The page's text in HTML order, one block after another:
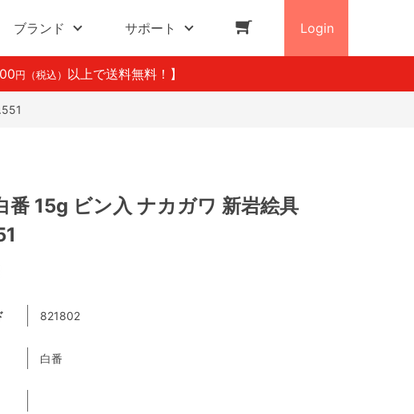
ブランド サポート Login
円（税込） 以上で送料無料！】
番 15g ビン入 ナカガワ 新岩絵具
821802
白番